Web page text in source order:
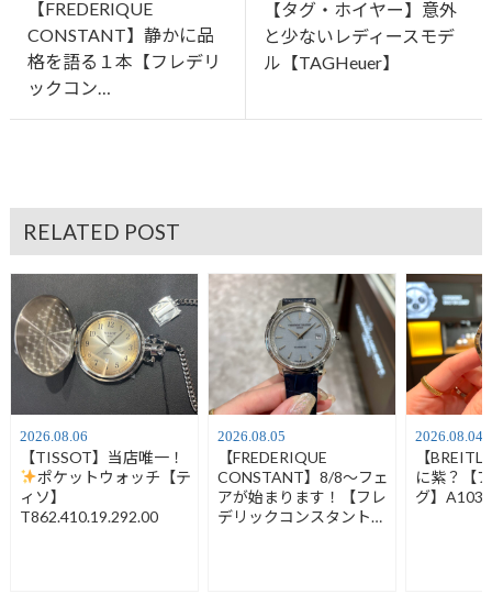
【FREDERIQUE
CONSTANT】静かに品
格を語る１本【フレデリ
ックコン…
【タグ・ホイヤー】意外
と少ないレディースモデ
ル【TAGHeuer】
RELATED POST
2026.08.06
【TISSOT】当店唯一！
ポケットウォッチ【テ
ィソ】
T862.410.19.292.00
2026.08.05
【FREDERIQUE
CONSTANT】8/8～フェ
アが始まります！【フレ
デリックコンスタント】
2026.08.04
【
に紫？【
グ】